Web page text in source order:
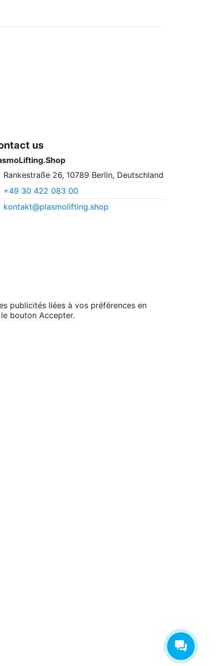
us
Rankestraße 26, 10789 Berlin, Deutschland
+49 30 422 083 00
kontakt@plasmolifting.shop
publicités liées à vos préférences en
bouton Accepter.